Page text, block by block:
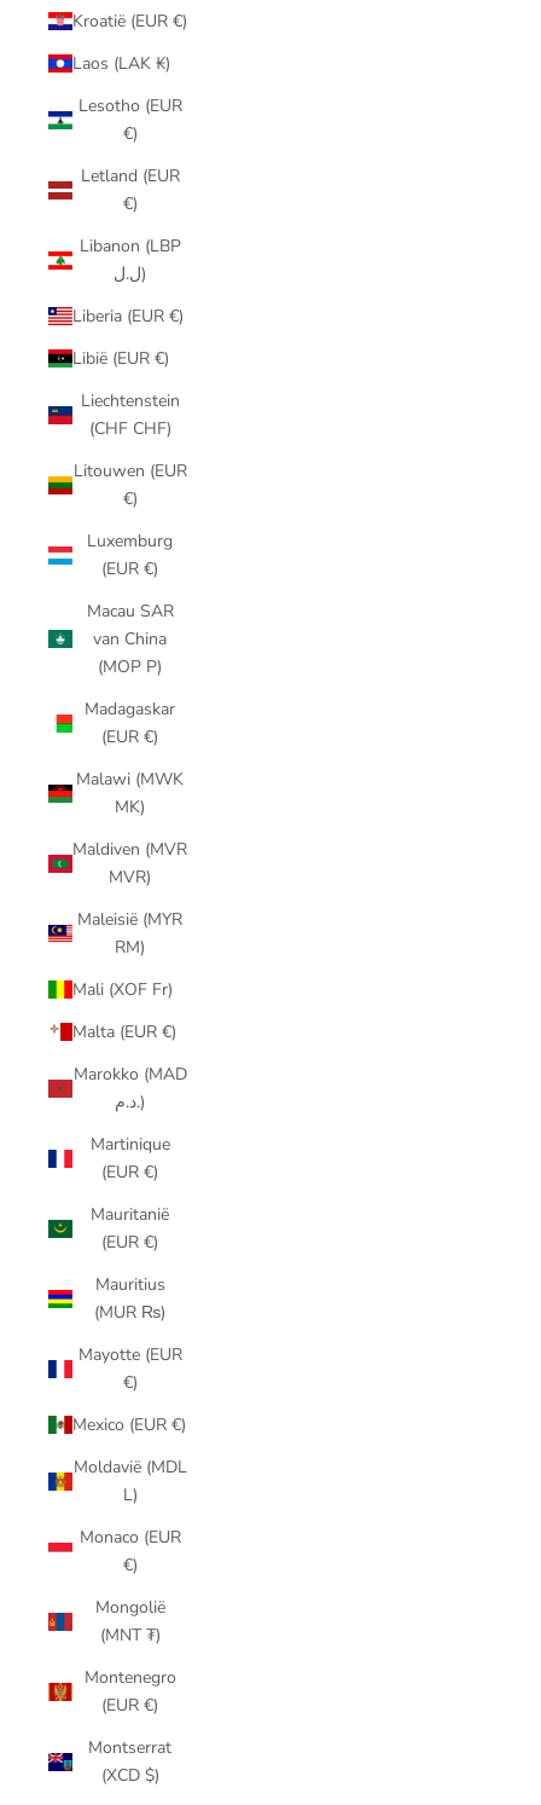
Kroatië (EUR €)
Laos (LAK ₭)
Lesotho (EUR
€)
Letland (EUR
€)
Libanon (LBP
ل.ل)
Liberia (EUR €)
Libië (EUR €)
Liechtenstein
(CHF CHF)
Litouwen (EUR
€)
Luxemburg
(EUR €)
Macau SAR
van China
(MOP P)
Madagaskar
(EUR €)
Malawi (MWK
MK)
Maldiven (MVR
MVR)
Maleisië (MYR
RM)
Mali (XOF Fr)
Malta (EUR €)
Marokko (MAD
د.م.)
Martinique
(EUR €)
Mauritanië
(EUR €)
Mauritius
(MUR ₨)
Mayotte (EUR
€)
Mexico (EUR €)
Moldavië (MDL
L)
Monaco (EUR
€)
Mongolië
(MNT ₮)
Montenegro
(EUR €)
Montserrat
(XCD $)